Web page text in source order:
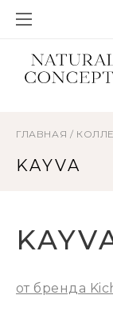
ГЛАВНАЯ /
KAYVA
от бренда